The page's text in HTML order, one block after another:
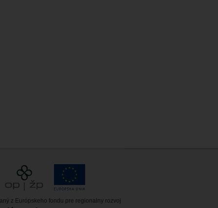
z Európskeho fondu pre regionalny rozvoj